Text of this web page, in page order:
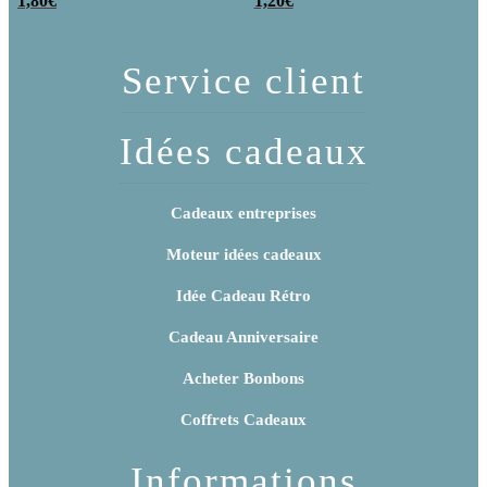
Service client
Idées cadeaux
Cadeaux entreprises
Moteur idées cadeaux
Idée Cadeau Rétro
Cadeau Anniversaire
Acheter Bonbons
Coffrets Cadeaux